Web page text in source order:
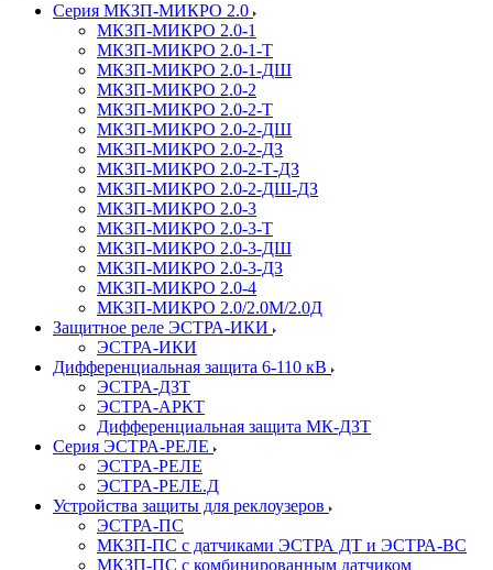
Серия МКЗП-МИКРО 2.0
МКЗП-МИКРО 2.0-1
МКЗП-МИКРО 2.0-1-Т
МКЗП-МИКРО 2.0-1-ДШ
МКЗП-МИКРО 2.0-2
МКЗП-МИКРО 2.0-2-Т
МКЗП-МИКРО 2.0-2-ДШ
МКЗП-МИКРО 2.0-2-ДЗ
МКЗП-МИКРО 2.0-2-Т-ДЗ
МКЗП-МИКРО 2.0-2-ДШ-ДЗ
МКЗП-МИКРО 2.0-3
МКЗП-МИКРО 2.0-3-Т
МКЗП-МИКРО 2.0-3-ДШ
МКЗП-МИКРО 2.0-3-ДЗ
МКЗП-МИКРО 2.0-4
МКЗП-МИКРО 2.0/2.0М/2.0Д
Защитное реле ЭСТРА-ИКИ
ЭСТРА-ИКИ
Дифференциальная защита 6-110 кВ
ЭСТРА-ДЗТ
ЭСТРА-АРКТ
Дифференциальная защита МК-ДЗТ
Серия ЭСТРА-РЕЛЕ
ЭСТРА-РЕЛЕ
ЭСТРА-РЕЛЕ.Д
Устройства защиты для реклоузеров
ЭСТРА-ПС
МКЗП-ПС с датчиками ЭСТРА ДТ и ЭСТРА-ВС
МКЗП-ПС с комбинированным датчиком